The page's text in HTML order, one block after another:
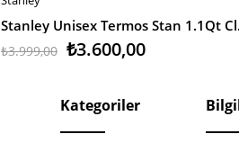
₺3.600,00
₺3.999,00
Kategoriler